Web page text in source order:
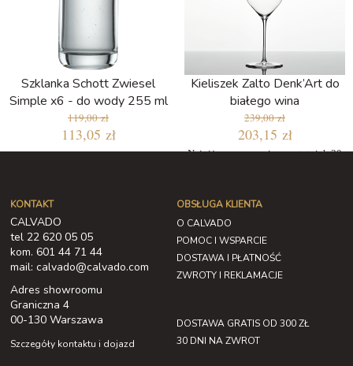
Szklanka Schott Zwiesel
Simple x6 - do wody 255 ml
119,00 zł
113,05 zł
Kieliszek Zalto Denk’Art do
białego wina
239,00 zł
203,15 zł
Najniższa cena w ciągu ostatnich 30
KONTAKT
CALVADO
tel 22 620 05 05
kom. 601 44 71 44
mail: calvado@calvado.com
Adres showroomu
Graniczna 4
00-130 Warszawa
Szczegóły kontaktu i dojazd
OBSŁUGA KLIENTA
O CALVADO
POMOC I WSPARCIE
DOSTAWA I PŁATNOŚĆ
ZWROTY I REKLAMACJE
DOSTAWA GRATIS OD 300 ZŁ
30 DNI NA ZWROT